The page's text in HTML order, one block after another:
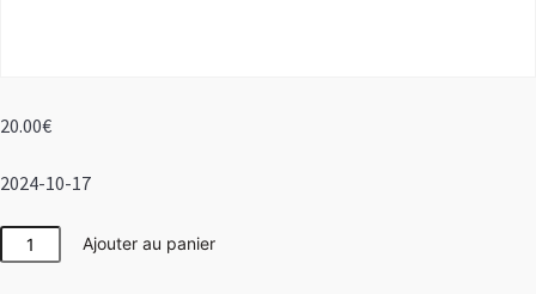
20.00€
2024-10-17
quantité
de
Ajouter au panier